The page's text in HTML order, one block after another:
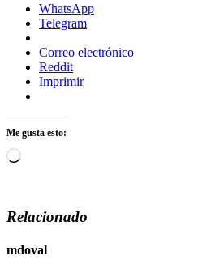
WhatsApp
Telegram
Correo electrónico
Reddit
Imprimir
Me gusta esto:
Cargando...
Relacionado
mdoval